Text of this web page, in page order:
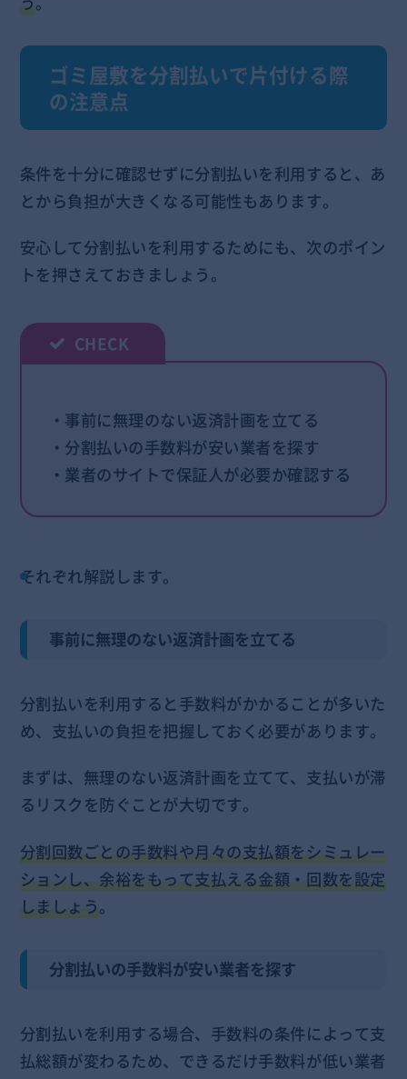
ゴミ屋敷を分割払いで片付ける際
の注意点
条件を十分に確認せずに分割払いを利用すると、あ
とから負担が大きくなる可能性もあります。
安心して分割払いを利用するためにも、次のポイン
トを押さえておきましょう。
・事前に無理のない返済計画を立てる
・分割払いの手数料が安い業者を探す
・業者のサイトで保証人が必要か確認する
それぞれ解説します。
事前に無理のない返済計画を立てる
分割払いを利用すると手数料がかかることが多いた
め、支払いの負担を把握しておく必要があります。
まずは、無理のない返済計画を立てて、支払いが滞
るリスクを防ぐことが大切です。
分割回数ごとの手数料や月々の支払額をシミュレー
ションし、余裕をもって支払える金額・回数を設定
しましょう。
分割払いの手数料が安い業者を探す
分割払いを利用する場合、手数料の条件によって支
払総額が変わるため、できるだけ手数料が低い業者